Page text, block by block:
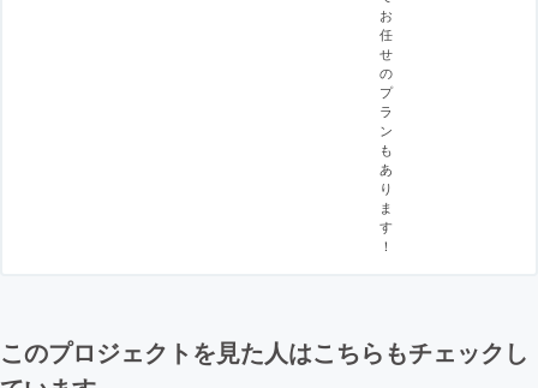
お
任
せ
の
プ
ラ
ン
も
あ
り
ま
す
！
このプロジェクトを見た人はこちらもチェックし